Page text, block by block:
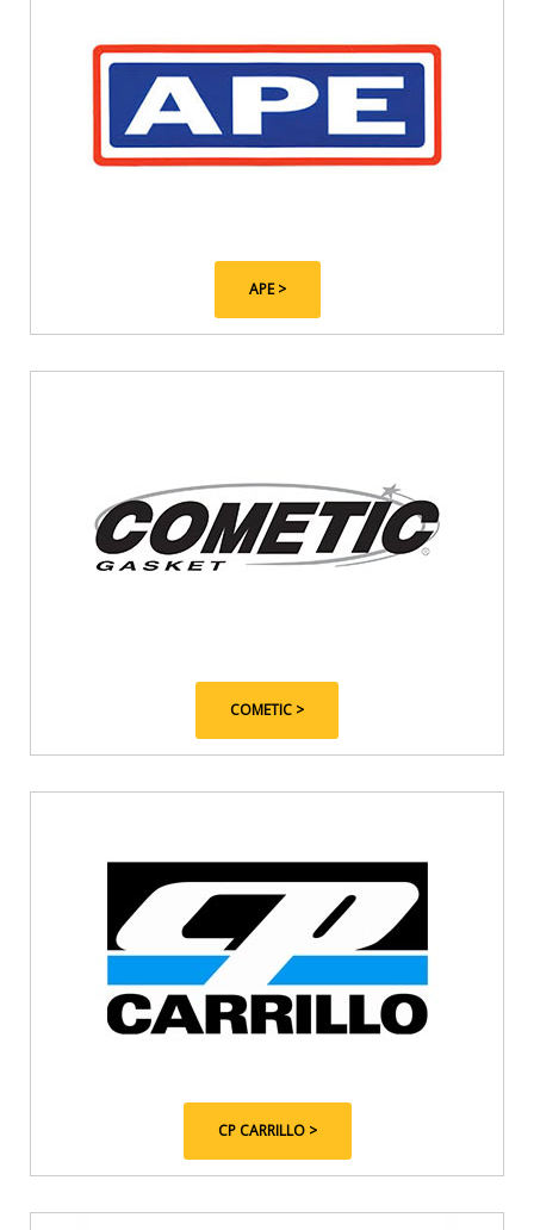
APE >
COMETIC >
CP CARRILLO >